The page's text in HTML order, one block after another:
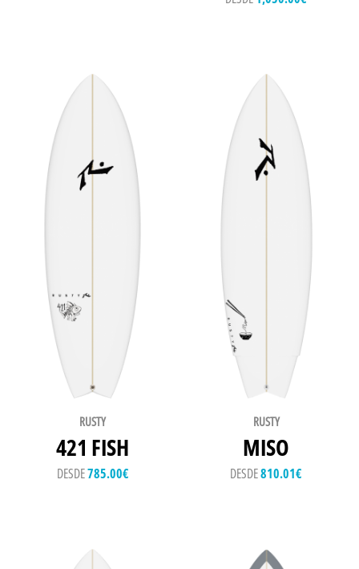
RUSTY
421 FISH
DESDE785.00€
RUSTY
MISO
DESDE810.01€